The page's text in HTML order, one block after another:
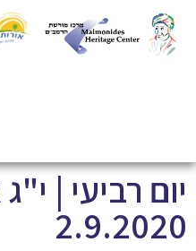
יום רביעי |
2.9.2020